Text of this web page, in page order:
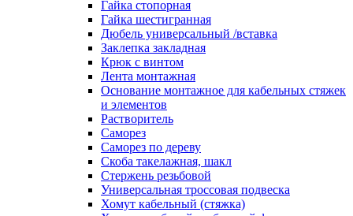
Рамка для ввода настенного
канала в стену/потолок/щит
Соединитель на стык для
кабель-канала
Соединитель/накладка на стык для
кабель-канала
Угол внешний для кабель-канала
Угол внешний для настенного
канала
Угол т-образный для кабель-
Колодки клеммные
Аксессуары для клеммной
Колодка заземления клеммная
Нулевая шина
Гайка стопорная
Гайка шестигранная
Дюбель универсальный /вставка
Заклепка закладная
Крюк с винтом
Лента монтажная
Основание монтажное для кабельных стяжек
и элементов
Растворитель
Саморез
Саморез по дереву
Скоба такелажная, шакл
Стержень резьбовой
Универсальная троссовая подвеска
Хомут кабельный (стяжка)